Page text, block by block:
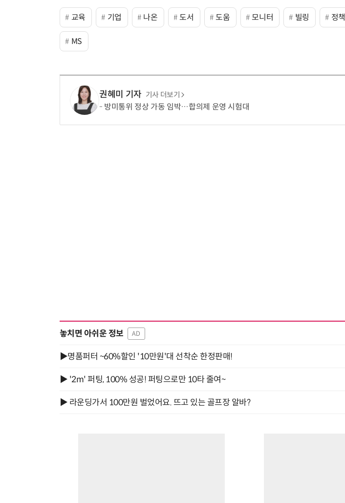
교육 기업 나온 도서 도움 모니터 빌링 정책
MS
권혜미 기자 기사 더보기
방미통위 정상 가동 임박…합의제 운영 시험대
놓치면 아쉬운 정보 AD
▶명품퍼터 ~60%할인 '10만원'대 선착순 한정판매!
▶ '2m' 퍼팅, 100% 성공! 퍼팅으로만 10타 줄여~
▶ 라운딩가서 100만원 벌었어요. 뜨고 있는 골프장 알바?